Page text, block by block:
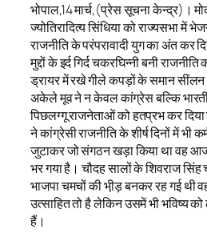
भोपाल,14 मार्च,(प्रेस सूचना केन्द्र)।
ज्योतिरादित्य सिंधिया को राज्यसभा में
राजनीति के परंपरावादी युग का अंत कर
मुद्दों के इर्द गिर्द चकरघिन्नी बनी
ड्रायर में रखे गीले कपड़ों के समान
अकेले मूव ने न केवल कांग्रेस बल्कि
पिछलग्गू राजनेताओं को हतप्रभ कर
ने कांग्रेसी राजनीति के शीर्ष दिनों में भी
जुटाकर जो संगठन खड़ा किया था वह आज
भर गया है। चौदह सालों के शिवराज सिंह
भाजपा चमचों की भी़ड़ बनकर रह गई थी
उत्साहित तो है लेकिन उसमें भी भविष्य
हैं।